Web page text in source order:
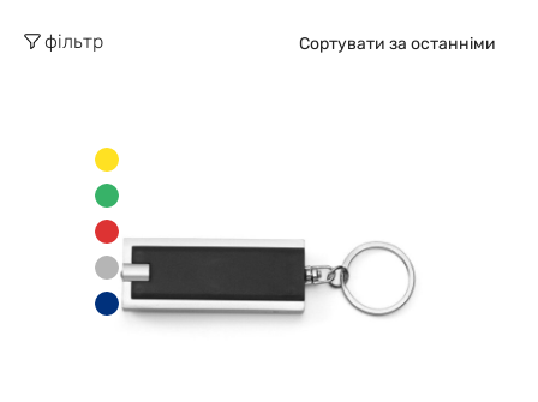
Сортувати за останніми
фільтр